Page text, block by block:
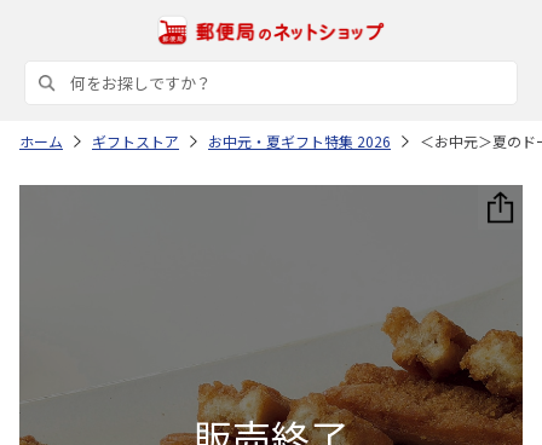
ホーム ギフトストア お中元・夏ギフト特集 2026 ＜お中元＞夏の